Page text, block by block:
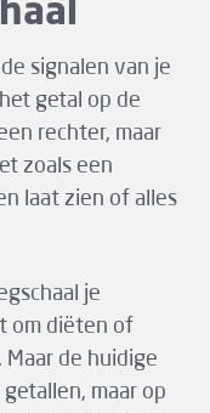
signalen van je
getal op de
rechter, maar
zoals een
laat zien of alles
je
om diëten of
de huidige
maar op